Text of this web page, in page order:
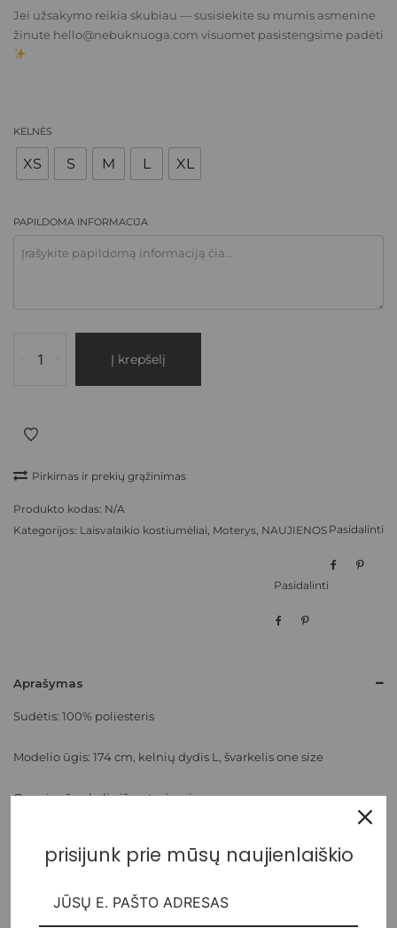
Jei užsakymo reikia skubiau — susisiekite su mumis asmenine
žinute hello@nebuknuoga.com visuomet pasistengsime padėti
KELNĖS
XS S M L XL
PAPILDOMA INFORMACIJA
Į krepšelį
Pirkimas ir prekių grąžinimas
Produkto kodas: N/A
Kategorijos: Laisvalaikio kostiumėliai Moterys NAUJIENOS Pasidalinti
Pasidalinti
Aprašymas
Sudėtis: 100% poliesteris
Modelio ūgis: 174 cm, kelnių dydis L, švarkelis one size
One size švarkelio išmatavimai:
prisijunk prie mūsų naujienlaiškio